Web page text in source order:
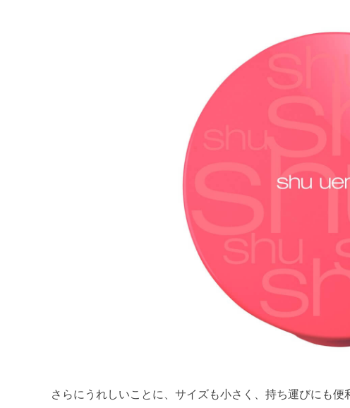
さらにうれしいことに、サイズも小さく、持ち運びにも